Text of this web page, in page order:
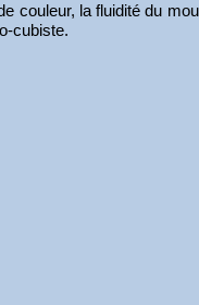
la fluidité du
cubiste.